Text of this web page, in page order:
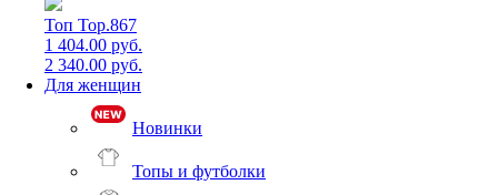
Топ Top.867
1 404.00 руб.
2 340.00 руб.
Для женщин
Новинки
Топы и футболки